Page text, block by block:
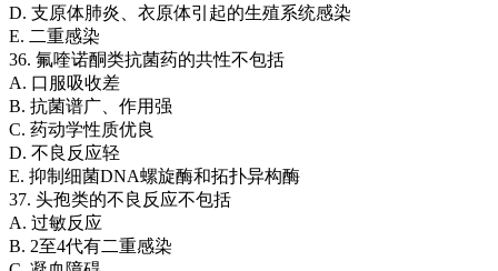
D. 支原体肺炎、衣原体引起的生殖系统感染
E. 二重感染
36. 氟喹诺酮类抗菌药的共性不包括
A. 口服吸收差
B. 抗菌谱广、作用强
C. 药动学性质优良
D. 不良反应轻
E. 抑制细菌DNA螺旋酶和拓扑异构酶
37. 头孢类的不良反应不包括
A. 过敏反应
B. 2至4代有二重感染